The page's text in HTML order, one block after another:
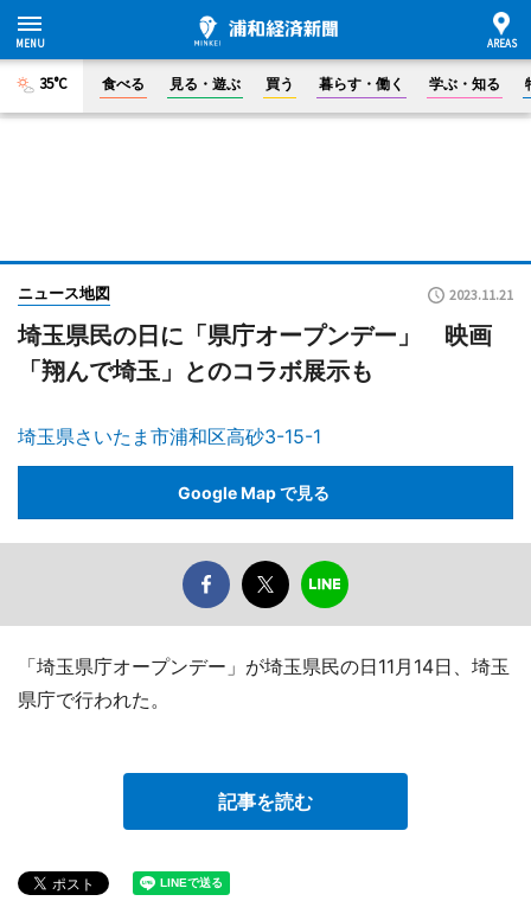
35°C 食べる 見る・遊ぶ 買う 暮らす・働く 学ぶ・知る
ニュース地図 2023.11.21
埼玉県民の日に「県庁オープンデー」 映画
「翔んで埼玉」とのコラボ展示も
埼玉県さいたま市浦和区高砂3-15-1
Google Map で見る
「埼玉県庁オープンデー」が埼玉県民の日11月14日、埼玉
県庁で行われた。
記事を読む